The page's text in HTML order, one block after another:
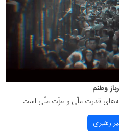
وطنم
قدرت ملّی و عزّت ملّی است
رهبری